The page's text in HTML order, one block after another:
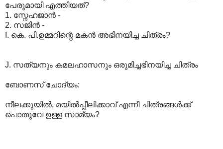
പേരുമായി എത്തിയത്?
1. സ്നേഹജാന്‍ -
2. സജിന്‍ -
I. കെ. പി.ഉമ്മറിന്റെ മകന്‍ അഭിനയിച്ച ചിത്രം?
J. സത്യനും കമലഹാസനും ഒരുമിച്ചഭിനയിച്ച ചിത്രം
ബോണസ് ചോദ്യം:
നീലക്കുയില്‍, മയില്‍പ്പീലിക്കാവ് എന്നീ ചിത്രങ്ങള്‍ക്ക്
പൊതുവേ ഉള്ള സാമ്യം?